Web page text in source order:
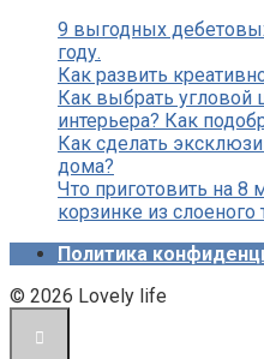
9 выгодных
году.
Как развить
Как выбрать
интерьера? Как
Как сделать
дома?
Что приготовить на 8
корзинке из слоеного
Политика
© 2026 Lovely life